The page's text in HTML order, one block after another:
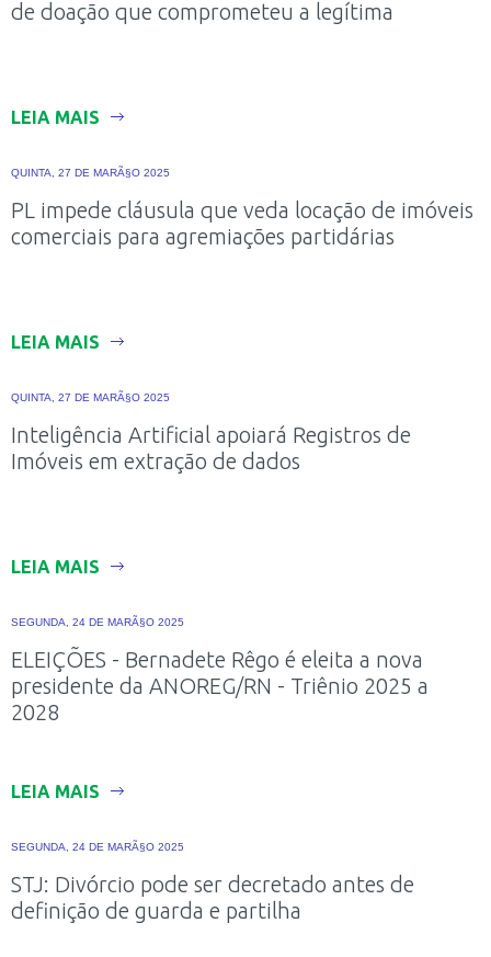
de doação que comprometeu a legítima
LEIA MAIS
QUINTA, 27 DE MARÃ§O 2025
PL impede cláusula que veda locação de imóveis
comerciais para agremiações partidárias
LEIA MAIS
QUINTA, 27 DE MARÃ§O 2025
Inteligência Artificial apoiará Registros de
Imóveis em extração de dados
LEIA MAIS
SEGUNDA, 24 DE MARÃ§O 2025
ELEIÇÕES - Bernadete Rêgo é eleita a nova
presidente da ANOREG/RN - Triênio 2025 a
2028
LEIA MAIS
SEGUNDA, 24 DE MARÃ§O 2025
STJ: Divórcio pode ser decretado antes de
definição de guarda e partilha